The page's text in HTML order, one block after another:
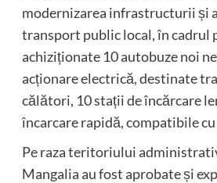
modernizarea infrastructurii și
transport public local, în cadrul
achiziționate 10 autobuze noi
acționare electrică, destinate
călători, 10 stații de încărcare
încarcare rapidă, compatibile
Pe raza teritoriului
Mangalia au fost aprobate și